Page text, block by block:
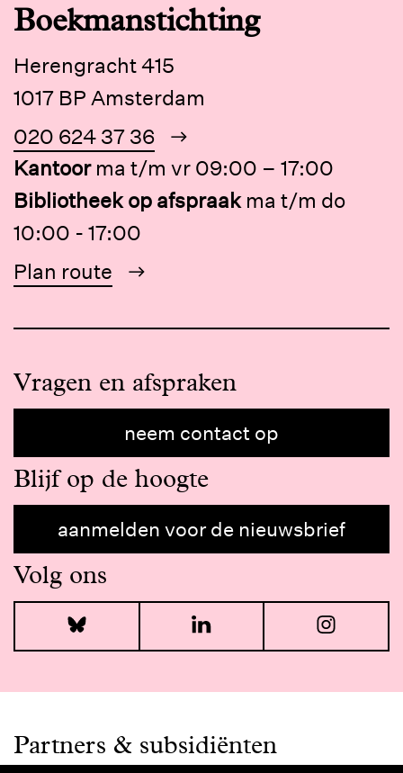
Boekmanstichting
Herengracht 415
1017 BP Amsterdam
020 624 37 36
Kantoor ma t/m vr 09:00 – 17:00
Bibliotheek op afspraak ma t/m do
10:00 - 17:00
Plan route
Vragen en afspraken
neem contact op
Blijf op de hoogte
aanmelden voor de nieuwsbrief
Volg ons
Bluesky LinkedIn
Partners & subsidiënten